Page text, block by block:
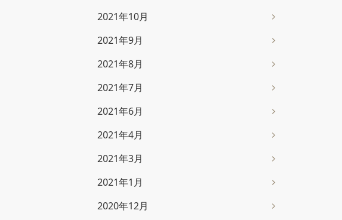
2021年10月
2021年9月
2021年8月
2021年7月
2021年6月
2021年4月
2021年3月
2021年1月
2020年12月